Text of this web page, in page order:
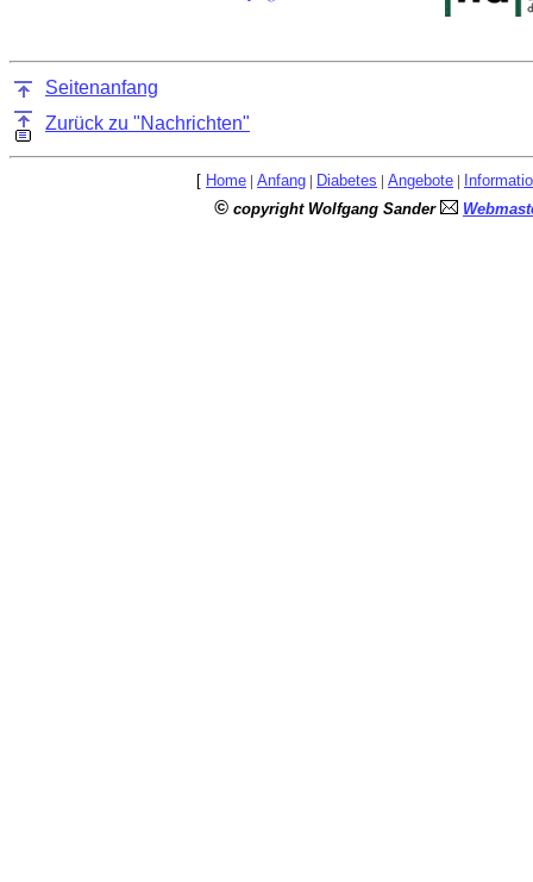
Seitenanfang
Zurück zu "Nachrichten"
[ Home | Anfang | Diabetes | Angebote |
© copyright Wolfgang Sander